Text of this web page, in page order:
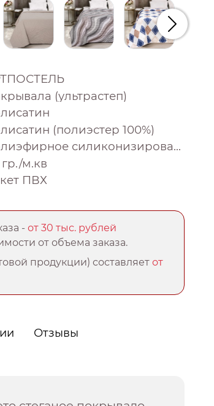
(ультрастеп)
(полиэстер 100%)
Полиэфирное силиконизированное волокно (100% полиэстер)
м.кв
ПВХ
-от 30 тыс. рублей
от объема заказа.
продукции) составляетот
Отзывы